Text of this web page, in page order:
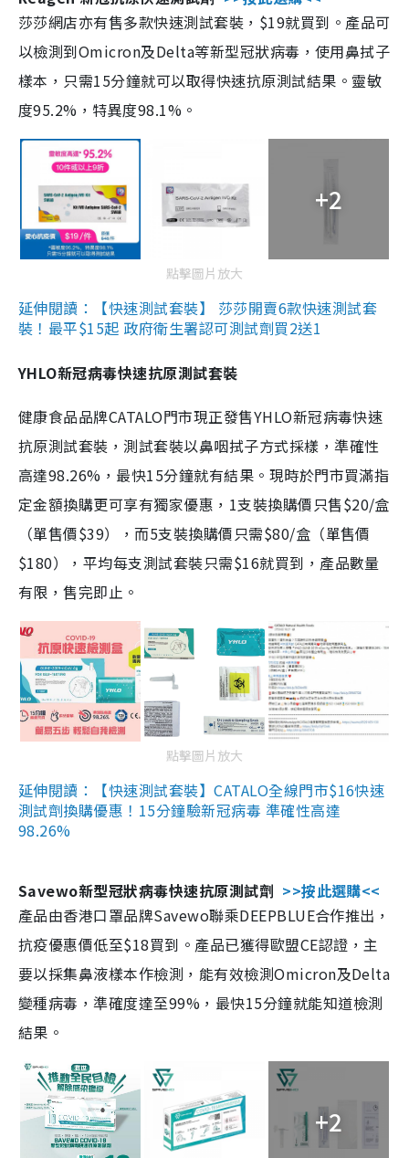
莎莎網店亦有售多款快速測試套裝，$19就買到。產品可
以檢測到Omicron及Delta等新型冠狀病毒，使用鼻拭子
樣本，只需15分鐘就可以取得快速抗原測試結果。靈敏
度95.2%，特異度98.1%。
+2
點擊圖片放大
延伸閱讀：【快速測試套裝】 莎莎開賣6款快速測試套
裝！最平$15起 政府衛生署認可測試劑買2送1
YHLO新冠病毒快速抗原測試套裝
健康食品品牌CATALO門市現正發售YHLO新冠病毒快速
抗原測試套裝，測試套裝以鼻咽拭子方式採樣，準確性
高達98.26%，最快15分鐘就有結果。現時於門市買滿指
定金額換購更可享有獨家優惠，1支裝換購價只售$20/盒
（單售價$39），而5支裝換購價只需$80/盒（單售價
$180），平均每支測試套裝只需$16就買到，產品數量
有限，售完即止。
點擊圖片放大
延伸閱讀：【快速測試套裝】CATALO全線門市$16快速
測試劑換購優惠！15分鐘驗新冠病毒 準確性高達
98.26%
Savewo新型冠狀病毒快速抗原測試劑 >>按此選購<<
產品由香港口罩品牌Savewo聯乘DEEPBLUE合作推出，
抗疫優惠價低至$18買到。產品已獲得歐盟CE認證，主
要以採集鼻液樣本作檢測，能有效檢測Omicron及Delta
變種病毒，準確度達至99%，最快15分鐘就能知道檢測
結果。
+2